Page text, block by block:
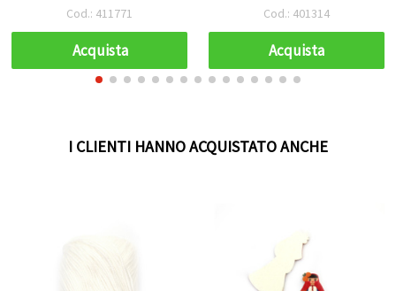
Cod.: 411771
Acquista
Cod.: 401314
Acquista
I CLIENTI HANNO ACQUISTATO ANCHE